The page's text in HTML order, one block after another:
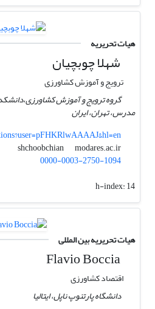
هیات تحریریه
شهلا چوبچیان
ترویج و آموزش کشاورزی
گروه ترویج و آموزش
مدرس، تهران، ایران
shchoobchian
modares.ac.ir
0000-0003-2750-1094
h-index:14
هیات تحریریه بین المللی
Flavio Boccia
اقتصاد کشاورزی
دانشگاه پارتنوپ ناپل، ایتالیا